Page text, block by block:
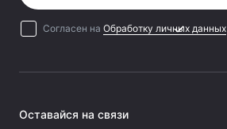
Согласен на Обработку личных данных
Оставайся на связи